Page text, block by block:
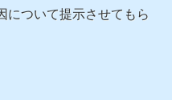
について提示させてもら